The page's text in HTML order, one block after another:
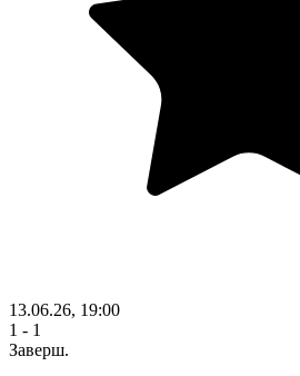
13.06.26, 19:00
1 - 1
Заверш.